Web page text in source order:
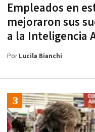
Empleados en
mejoraron sus
a la Inteligencia
PorLucila Bianchi